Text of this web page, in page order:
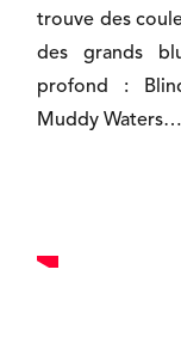
trouve des
des grands
profond :
Muddy Waters…